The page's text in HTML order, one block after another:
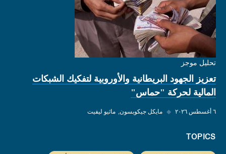
تحليل موجز
تعزيز الجهود البريطانية والأوروبية لتفكيك الشبكات
المالية لحركة "حماس"
٦ أغسطس ٢٠٢٦ ◆ مايكل جيكوبسون ماثيو ليفيت
TOPICS